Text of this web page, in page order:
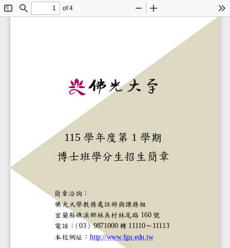
ToggleFind
of 4
Zoom
115 學年度第
1 學期
博士班學分生招生簡章
簡章洽詢：
佛光大學教務處註冊與課務組
宜蘭縣礁溪鄉林美村林尾路
160
號
電話：
（03）9871000
轉 1111
0～1111
3
本校網址：http://www.fgu.edu.tw